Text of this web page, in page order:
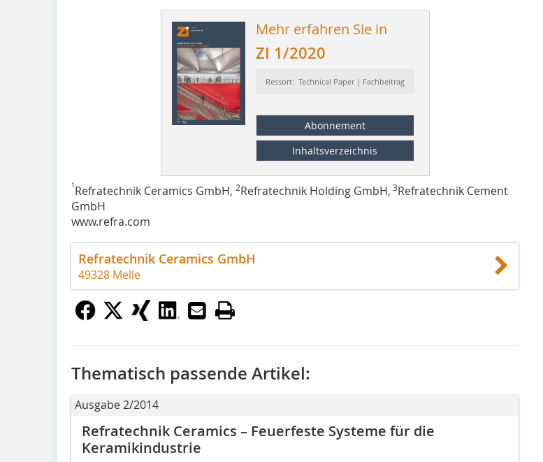
Mehr erfahren Sie in
ZI 1/2020
Ressort: Technical Paper | Fachbeitrag
Abonnement
Inhaltsverzeichnis
1 Refratechnik Ceramics GmbH, 2Refratechnik Holding GmbH, 3Refratechnik Cement
GmbH
www.refra.com
Refratechnik Ceramics GmbH
49328 Melle
Thematisch passende Artikel:
Ausgabe 2/2014
Refratechnik Ceramics – Feuerfeste Systeme für die
Keramikindustrie